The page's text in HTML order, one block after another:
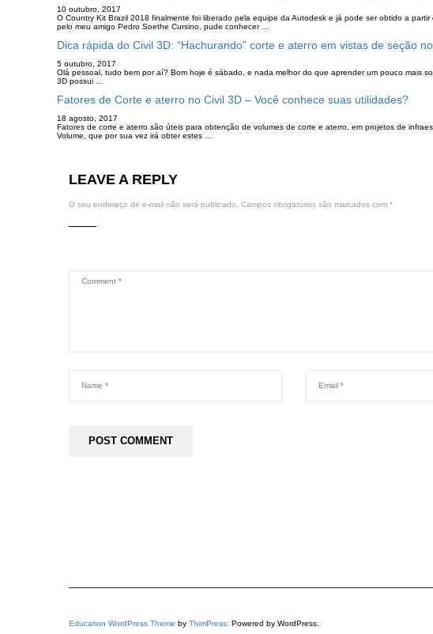
10 outubro, 2017
O Country Kit Brazil 2018 finalmente foi liberado pela equipe da Autodesk e já pode ser obtido a
pelo meu amigo Pedro Soethe Cursino, pude conhecer …
Dica rápida do Civil 3D: “Hachurando” corte e aterro em vistas de seção
5 outubro, 2017
Olá pessoal, tudo bem por aí? Bom hoje é sábado, e nada melhor do que aprender um pouco mais
3D possui …
Fatores de Corte e aterro no Civil 3D – Você conhece suas utilidades?
18 agosto, 2017
Fatores de corte e aterro são úteis para obtenção de volumes de corte e aterro, em projetos de
Volume, que por sua vez irá obter estes …
LEAVE A REPLY
O seu endereço de e-mail não será publicado. Campos obrigatórios são marcados com *
Education WordPress Theme by ThimPress. Powered by WordPress.